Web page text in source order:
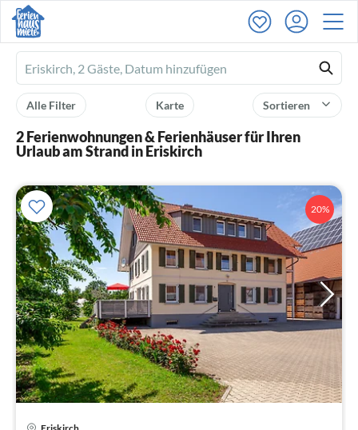
Ferienhausmiete
logo
Sortieren
Karte
Alle Filter
2 Ferienwohnungen & Ferienhäuser für Ihren
Urlaub am Strand in Eriskirch
20%